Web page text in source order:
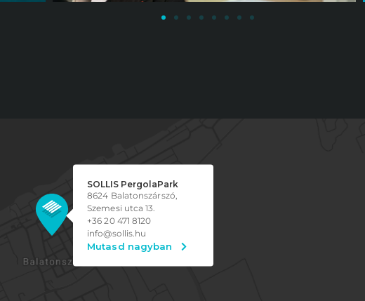
SOLLIS PergolaPark
8624 Balatonszárszó,
Szemesi utca 13.
+36 20 471 8120
info@sollis.hu
Mutasd nagyban